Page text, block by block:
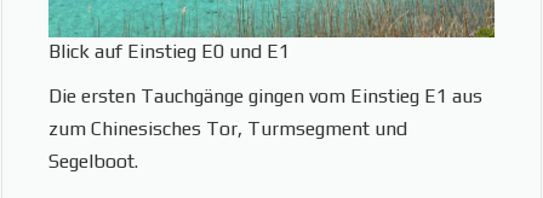
Blick auf Einstieg E0 und E1
Die ersten Tauchgänge gingen vom Einstieg E1 aus
zum Chinesisches Tor, Turmsegment und
Segelboot.